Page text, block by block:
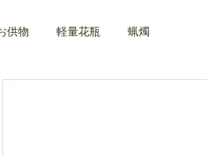
大谷派（東）
供物 軽量花瓶 蝋燭